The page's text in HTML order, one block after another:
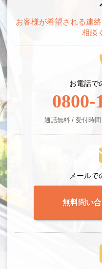
お客様が希望される連
相談
お電話で
0800-
通話無料 / 受付時
メールで
無料問い